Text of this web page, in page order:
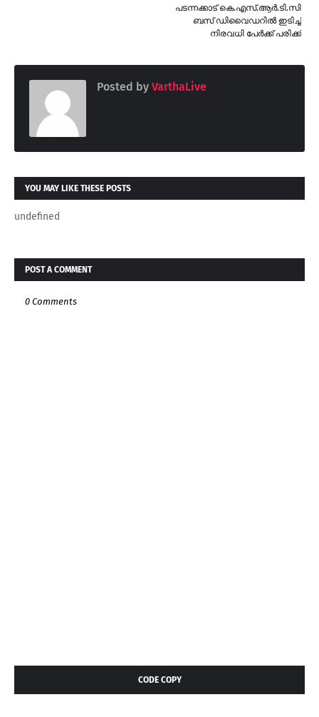
പടന്നക്കാട് കെ.എസ്.ആർ.ടി.സി
ബസ് ഡിവൈഡറിൽ ഇടിച്ച്
നിരവധി പേർക്ക് പരിക്ക്
Posted by VarthaLive
YOU MAY LIKE THESE POSTS
undefined
POST A COMMENT
0 Comments
CODE COPY